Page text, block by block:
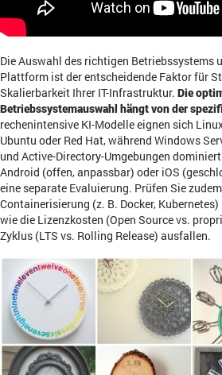
Die Auswahl des richtigen Betriebssystems
Plattform ist der entscheidende Faktor für
Skalierbarkeit Ihrer IT-Infrastruktur. Die
Betriebssystemauswahl hängt von der
rechenintensive KI-Modelle eignen sich
Ubuntu oder Red Hat, während Windows
und Active-Directory-Umgebungen
Android (offen, anpassbar) oder iOS
eine separate Evaluierung. Prüfen Sie
Containerisierung (z. B. Docker,
wie die Lizenzkosten (Open Source vs.
Zyklus (LTS vs. Rolling Release) ausfallen.